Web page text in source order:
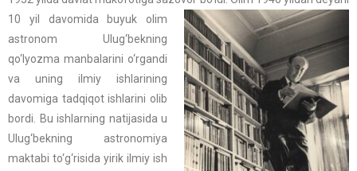
10 yil davomida buyuk olim
astronom Ulug‘bekning
qo‘lyozma manbalarini o‘rgandi
va uning ilmiy ishlarining
davomiga tadqiqot ishlarini olib
bordi. Bu ishlarning natijasida u
Ulug‘bekning astronomiya
maktabi to‘g‘risida yirik ilmiy ish